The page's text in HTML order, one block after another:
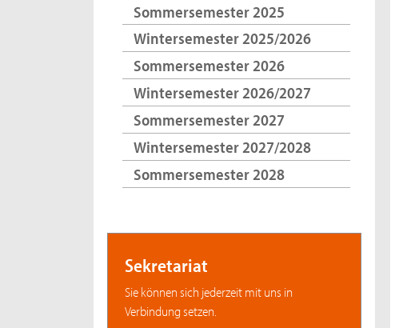
Sommersemester 2025
Wintersemester 2025/2026
Sommersemester 2026
Wintersemester 2026/2027
Sommersemester 2027
Wintersemester 2027/2028
Sommersemester 2028
Sekretariat
Sie können sich jederzeit mit uns in
Verbindung setzen.